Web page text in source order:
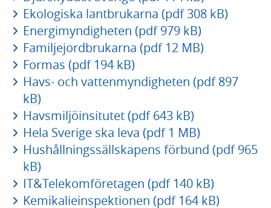
Ekologiska lantbrukarna (pdf 308 kB)
Energimyndigheten (pdf 979 kB)
Familjejordbrukarna (pdf 12 MB)
Formas (pdf 194 kB)
Havs- och vattenmyndigheten (pdf 897
kB)
Havsmiljöinsitutet (pdf 643 kB)
Hela Sverige ska leva (pdf 1 MB)
Hushållningssällskapens förbund (pdf 965
kB)
IT&Telekomföretagen (pdf 140 kB)
Kemikalieinspektionen (pdf 164 kB)